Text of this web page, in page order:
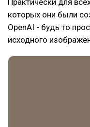
Практически для
которых они были
OpenAI - будь то
исходного